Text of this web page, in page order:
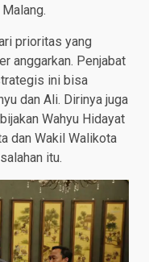
prioritas yang
anggarkan. Penjabat
ini bisa
dan Ali. Dirinya juga
Wahyu Hidayat
dan Wakil Walikota
itu.